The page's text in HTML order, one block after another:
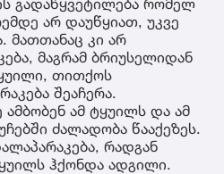
გადაწყვეტილება რომელ
არ დაუწყიათ, უკვე
მათთანაც კი არ
მაგრამ ბრიუსელიდან
თითქოს
შეაჩერა.
ამ ტყუილს და ამ
ძალადობა წააქეზეს.
რადგან
ჰქონდა ადგილი.